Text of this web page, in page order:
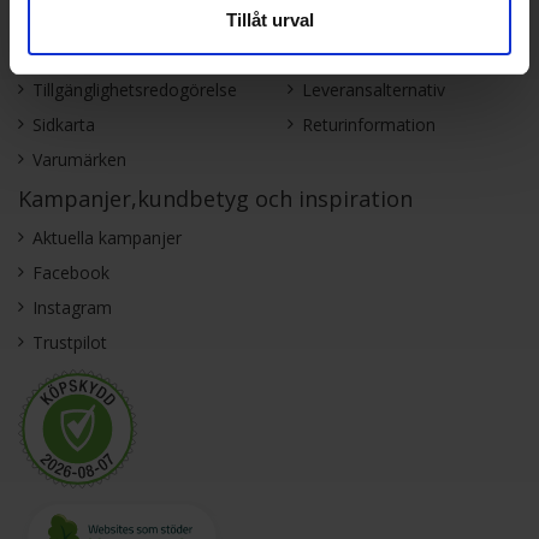
Tillåt urval
Allmänna villkor
Tillgänglighetsredogörelse
Sidkarta
Varumärken
Service & garanti
Betalning
Leveransalternativ
Returinformation
Kampanjer,kundbetyg och inspiration
Aktuella kampanjer
Facebook
Instagram
Trustpilot